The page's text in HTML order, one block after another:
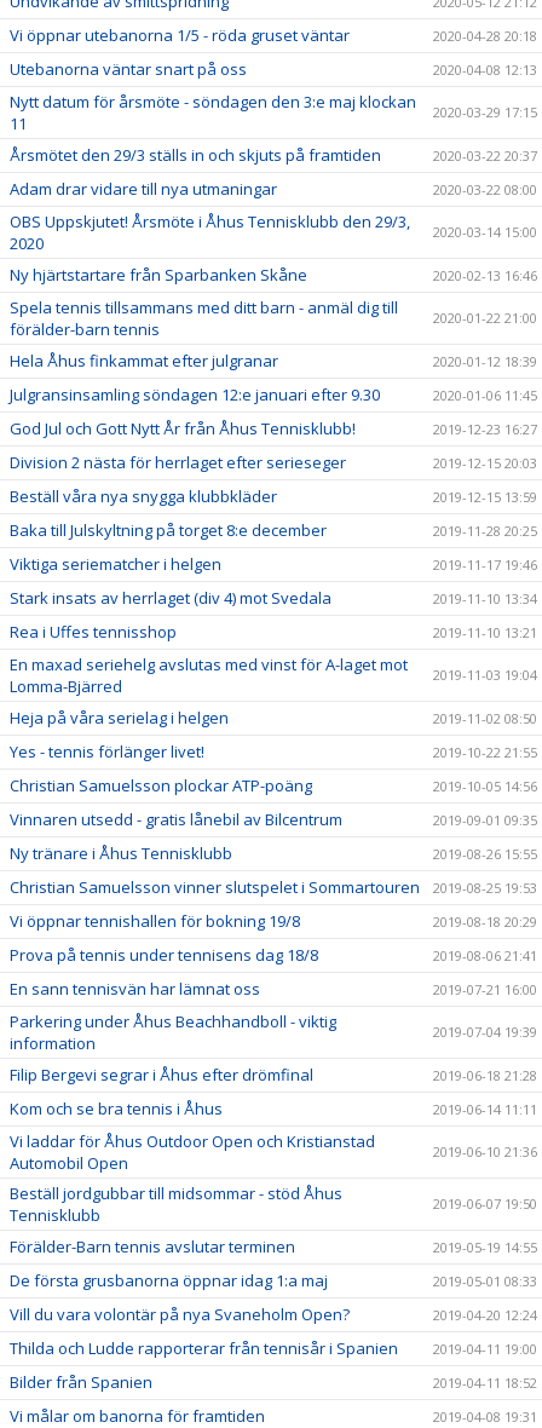
Vi öppnar utebanorna 1/5 - röda gruset väntar 2020-04-28 20:18
Utebanorna väntar snart på oss 2020-04-08 12:13
Nytt datum för årsmöte - söndagen den 3:e maj klockan
11
2020-03-29 17:15
Årsmötet den 29/3 ställs in och skjuts på framtiden 2020-03-22 20:37
Adam drar vidare till nya utmaningar 2020-03-22 08:00
OBS Uppskjutet! Årsmöte i Åhus Tennisklubb den 29/3,
2020
2020-03-14 15:00
Ny hjärtstartare från Sparbanken Skåne 2020-02-13 16:46
Spela tennis tillsammans med ditt barn - anmäl dig till
förälder-barn tennis
2020-01-22 21:00
Hela Åhus finkammat efter julgranar 2020-01-12 18:39
Julgransinsamling söndagen 12:e januari efter 9.30 2020-01-06 11:45
God Jul och Gott Nytt År från Åhus Tennisklubb! 2019-12-23 16:27
Division 2 nästa för herrlaget efter serieseger 2019-12-15 20:03
Beställ våra nya snygga klubbkläder 2019-12-15 13:59
Baka till Julskyltning på torget 8:e december 2019-11-28 20:25
Viktiga seriematcher i helgen 2019-11-17 19:46
Stark insats av herrlaget (div 4) mot Svedala 2019-11-10 13:34
Rea i Uffes tennisshop 2019-11-10 13:21
En maxad seriehelg avslutas med vinst för A-laget mot
Lomma-Bjärred
2019-11-03 19:04
Heja på våra serielag i helgen 2019-11-02 08:50
Yes - tennis förlänger livet! 2019-10-22 21:55
Christian Samuelsson plockar ATP-poäng 2019-10-05 14:56
Vinnaren utsedd - gratis lånebil av Bilcentrum 2019-09-01 09:35
Ny tränare i Åhus Tennisklubb 2019-08-26 15:55
Christian Samuelsson vinner slutspelet i Sommartouren 2019-08-25 19:53
Vi öppnar tennishallen för bokning 19/8 2019-08-18 20:29
Prova på tennis under tennisens dag 18/8 2019-08-06 21:41
En sann tennisvän har lämnat oss 2019-07-21 16:00
Parkering under Åhus Beachhandboll - viktig
information
2019-07-04 19:39
Filip Bergevi segrar i Åhus efter drömfinal 2019-06-18 21:28
Kom och se bra tennis i Åhus 2019-06-14 11:11
Vi laddar för Åhus Outdoor Open och Kristianstad
Automobil Open
2019-06-10 21:36
Beställ jordgubbar till midsommar - stöd Åhus
Tennisklubb
2019-06-07 19:50
Förälder-Barn tennis avslutar terminen 2019-05-19 14:55
De första grusbanorna öppnar idag 1:a maj 2019-05-01 08:33
Vill du vara volontär på nya Svaneholm Open? 2019-04-20 12:24
Thilda och Ludde rapporterar från tennisår i Spanien 2019-04-11 19:00
Bilder från Spanien 2019-04-11 18:52
Vi målar om banorna för framtiden 2019-04-08 19:31